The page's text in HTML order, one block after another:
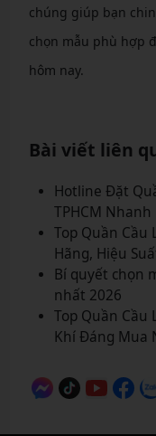
chúng giúp bạn
chọn mẫu phù hợp
hôm nay.
Bài viết liên
Hotline Đặt
TPHCM
Top Quần Cầu
Hãng, Hiệu
Bí quyết chọn
nhất 2026
Top Quần Cầu
Khí Đáng Mua